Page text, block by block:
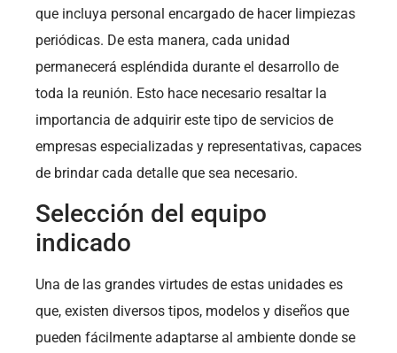
que incluya personal encargado de hacer limpiezas
periódicas. De esta manera, cada unidad
permanecerá espléndida durante el desarrollo de
toda la reunión. Esto hace necesario resaltar la
importancia de adquirir este tipo de servicios de
empresas especializadas y representativas, capaces
de brindar cada detalle que sea necesario.
Selección del equipo
indicado
Una de las grandes virtudes de estas unidades es
que, existen diversos tipos, modelos y diseños que
pueden fácilmente adaptarse al ambiente donde se